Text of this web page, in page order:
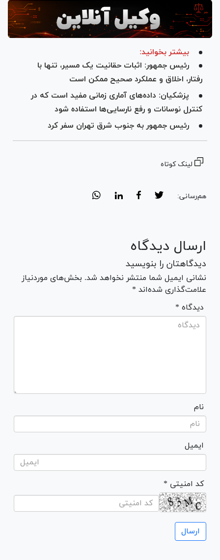
بیشتر بخوانید:
رئیس جمهور: اثبات حقانیت یک مسیر، تنها با
رفتار، اخلاق و عملکرد صحیح ممکن است
پزشکیان: داده‌های آماری زمانی مفید است که در
کنترل نوسانات و رفع نارسایی‌ها استفاده شود
رئیس جمهور به جنوب شرق تهران سفر کرد
لینک کوتاه
هم‌رسانی:
ارسال دیدگاه
دیدگاهتان را بنویسید
نشانی ایمیل شما منتشر نخواهد شد. بخش‌های موردنیاز
علامت‌گذاری شده‌اند *
* دیدگاه
نام
ایمیل
* کد امنیتی